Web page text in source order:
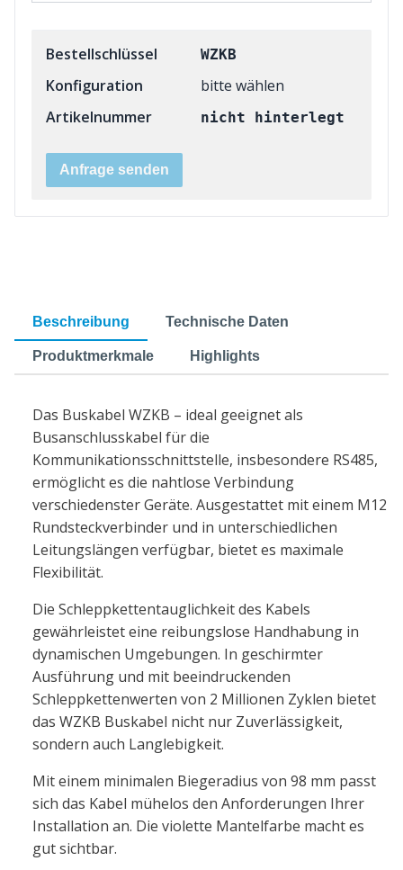
Bestellschlüssel WZKB
Konfiguration
bitte wählen
Artikelnummer
nicht hinterlegt
Anfrage senden
Beschreibung Technische Daten
Produktmerkmale Highlights
Das Buskabel WZKB – ideal geeignet als
Busanschlusskabel für die
Kommunikationsschnittstelle, insbesondere RS485,
ermöglicht es die nahtlose Verbindung
verschiedenster Geräte. Ausgestattet mit einem M12
Rundsteckverbinder und in unterschiedlichen
Leitungslängen verfügbar, bietet es maximale
Flexibilität.
Die Schleppkettentauglichkeit des Kabels
gewährleistet eine reibungslose Handhabung in
dynamischen Umgebungen. In geschirmter
Ausführung und mit beeindruckenden
Schleppkettenwerten von 2 Millionen Zyklen bietet
das WZKB Buskabel nicht nur Zuverlässigkeit,
sondern auch Langlebigkeit.
Mit einem minimalen Biegeradius von 98 mm passt
sich das Kabel mühelos den Anforderungen Ihrer
Installation an. Die violette Mantelfarbe macht es
gut sichtbar.